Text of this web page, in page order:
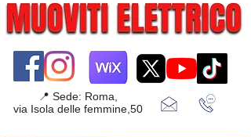
📍 Sede: Roma,
via Isola delle femmine,50